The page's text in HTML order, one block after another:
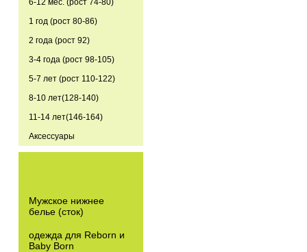
6-12 мес. (рост 74-80)
1 год (рост 80-86)
2 года (рост 92)
3-4 года (рост 98-105)
5-7 лет (рост 110-122)
8-10 лет(128-140)
11-14 лет(146-164)
Аксессуары
Мужское нижнее
белье (сток)
одежда для Reborn и
Baby Born